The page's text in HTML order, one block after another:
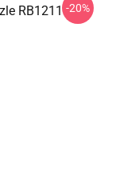
RB1211 -20%